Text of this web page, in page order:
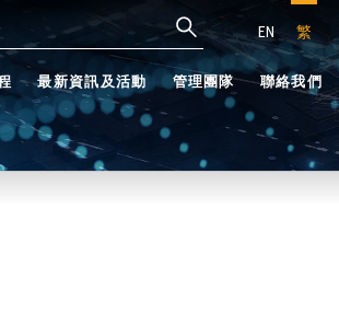
EN 繁
最新資訊及活動 管理團隊 聯絡我們